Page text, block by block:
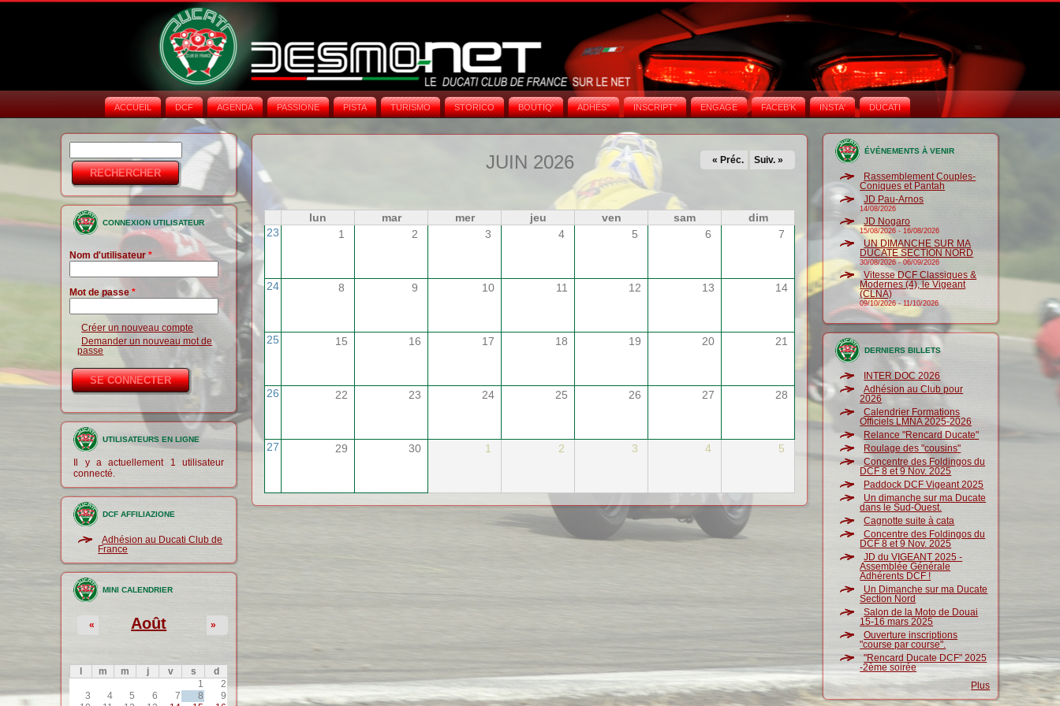
ACCUEIL DCF AGENDA PASSIONE PISTA TURISMO STORICO BOUTIQ' ADHÉS° INSCRIPT° ENGAGE FACEB'K INSTA‘ DUCATI
Formulaire de
recherche
CONNEXION UTILISATEUR
Nom d'utilisateur*
Mot de passe*
Créer un nouveau compte
Demander un nouveau mot de
passe
UTILISATEURS EN LIGNE
Il y a actuellement 1 utilisateur
connecté.
DCF AFFILIAZIONE
Adhésion au Ducati Club de
France
MINI CALENDRIER
Août
« »
m m j v s
d
1
2
3
4 5 6 7 8
9
JUIN 2026 « Préc. Suiv. »
lun mar mer jeu ven sam
dim
23
1 2 3 4 5 6 7
24 8 9 10 11 12 13 14
25 15 16 17 18 19 20 21
26 22 23 24 25 26 27 28
27 29 30 1 2 3 4 5
ÉVÉNEMENTS À VENIR
Rassemblement Couples-
Coniques et Pantah
JD Pau-Arnos
14/08/2026
JD Nogaro
15/08/2026 -16/08/2026
UN DIMANCHE SUR MA
DUCATE SECTION NORD
30/08/2026-06/09/2026
Vitesse DCF Classiques &
Modernes (4), le Vigeant
(CLNA)
09/10/2026-11/10/2026
DERNIERS BILLETS
INTER DOC 2026
Adhésion au Club pour
2026
Calendrier Formations
Officiels LMNA 2025-2026
Relance "Rencard Ducate"
Roulage des "cousins"
Concentre des Foldingos du
DCF 8 et 9 Nov. 2025
Paddock DCF Vigeant 2025
Un dimanche sur ma Ducate
dans le Sud-Ouest.
Cagnotte suite à cata
Concentre des Foldingos du
DCF 8 et 9 Nov. 2025
JD du VIGEANT 2025 -
Assemblée Générale
Adhérents DCF !
Un Dimanche sur ma Ducate
Section Nord
Salon de la Moto de Douai
15-16 mars 2025
Ouverture inscriptions
"course par course".
"Rencard Ducate DCF" 2025
-2ème soirée
Plus